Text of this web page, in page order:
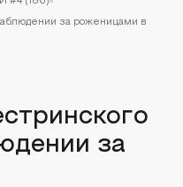
за роженицами в
за